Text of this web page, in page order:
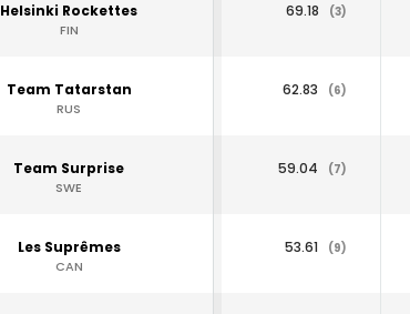
Helsinki Rockettes
FIN
69.18 (3)
Team Tatarstan
RUS
62.83 (6)
Team Surprise
SWE
59.04 (7)
Les Suprêmes
CAN
53.61 (9)